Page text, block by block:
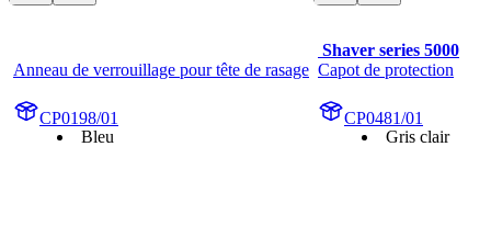
Anneau de verrouillage pour tête de rasage
CP0198/01
Bleu
Shaver series 5000
Capot de protection
CP0481/01
Gris clair